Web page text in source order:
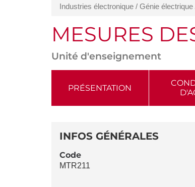
Industries électronique / Génie
MESURES
Unité d'enseignement
ACCÉDER
DE
LA
PRÉSENTATION
DÉTAILS
INFOS GÉNÉRALES
Code
MTR211